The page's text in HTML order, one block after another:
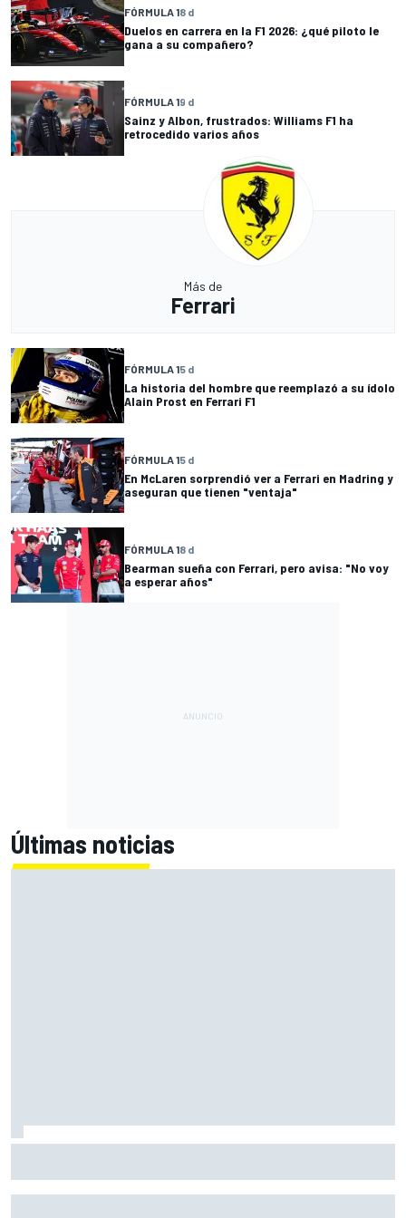
FÓRMULA 18 d
Duelos en carrera en la F1 2026: ¿qué piloto le
gana a su compañero?
FÓRMULA 19 d
Sainz y Albon, frustrados: Williams F1 ha
retrocedido varios años
Más de
Ferrari
FÓRMULA 15 d
La historia del hombre que reemplazó a su ídolo
Alain Prost en Ferrari F1
FÓRMULA 15 d
En McLaren sorprendió ver a Ferrari en Madring y
aseguran que tienen "ventaja"
FÓRMULA 18 d
Bearman sueña con Ferrari, pero avisa: "No voy
a esperar años"
Últimas noticias